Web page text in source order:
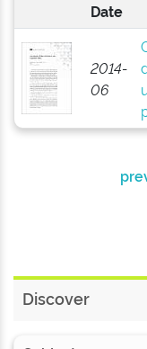
Date
2014-
06
Discover